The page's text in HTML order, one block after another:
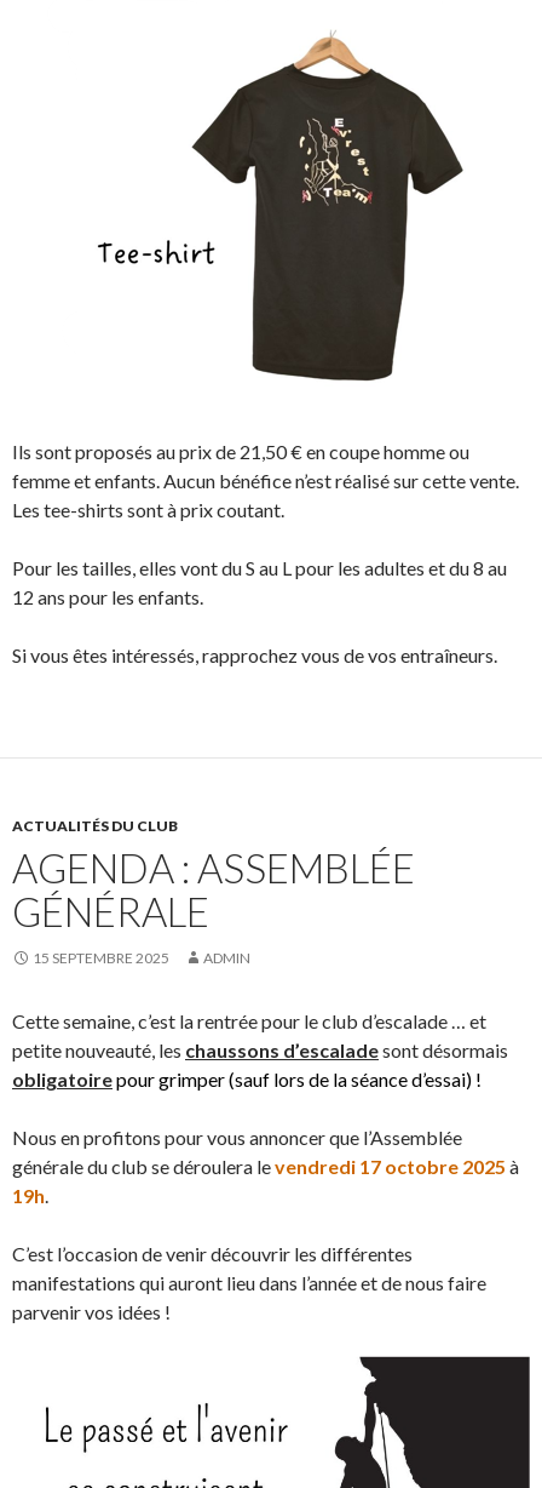
Ils sont proposés au prix de 21,50 € en coupe homme ou
femme et enfants. Aucun bénéfice n’est réalisé sur cette vente.
Les tee-shirts sont à prix coutant.
Pour les tailles, elles vont du S au L pour les adultes et du 8 au
12 ans pour les enfants.
Si vous êtes intéressés, rapprochez vous de vos entraîneurs.
ACTUALITÉS DU CLUB
AGENDA : ASSEMBLÉE
GÉNÉRALE
15 SEPTEMBRE 2025 ADMIN
Cette semaine, c’est la rentrée pour le club d’escalade … et
petite nouveauté, les chaussons d’escaladesont désormais
obligatoirepour grimper (sauf lors de la séance d’essai) !
Nous en profitons pour vous annoncer que l’Assemblée
générale du club se déroulera levendredi 17 octobre 2025 à
19h.
C’est l’occasion de venir découvrir les différentes
manifestations qui auront lieu dans l’année et de nous faire
parvenir vos idées !